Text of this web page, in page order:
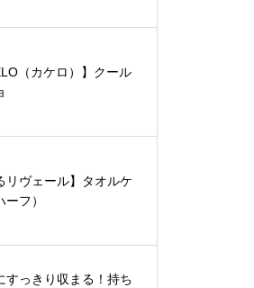
（カケロ）】クール
リヴェール】タオルケ
ーフ）
すっきり収まる！持ち